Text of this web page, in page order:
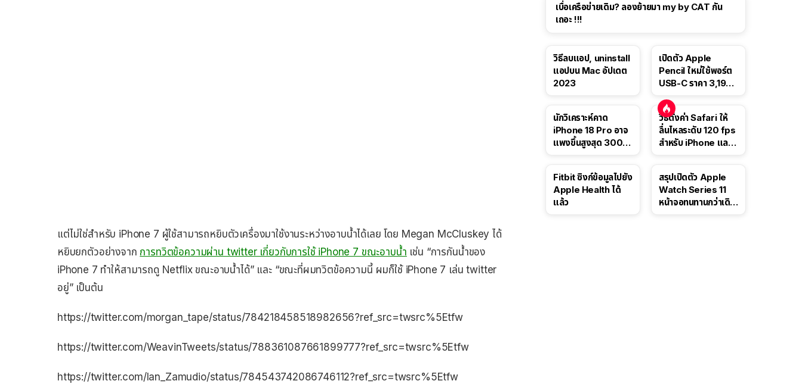
แต่ไม่ใช่สำหรับ iPhone 7 ผู้ใช้สามารถหยิบตัวเครื่องมาใช้งานระหว่างอาบน้ำได้เลย โดย Megan McCluskey ได้
หยิบยกตัวอย่างจาก การทวิตข้อความผ่าน twitter เกี่ยวกับการใช้ iPhone 7 ขณะอาบน้ำ เช่น “การกันน้ำของ
iPhone 7 ทำให้สามารถดู Netflix ขณะอาบน้ำได้” และ “ขณะที่ผมทวิตข้อความนี้ ผมก็ใช้ iPhone 7 เล่น twitter
อยู่” เป็นต้น
https://twitter.com/morgan_tape/status/784218458518982656?ref_src=twsrc%5Etfw
https://twitter.com/WeavinTweets/status/788361087661899777?ref_src=twsrc%5Etfw
https://twitter.com/Ian_Zamudio/status/784543742086746112?ref_src=twsrc%5Etfw
เบื่อเครือข่ายเดิม? ลองย้ายมา my by CAT กัน
เถอะ !!!
วิธีลบแอป, uninstall
แอปบน Mac อัปเดต
2023
เปิดตัว Apple
Pencil ใหม่ใช้พอร์ต
USB-C ราคา 3,190
นี้
นักวิเคราะห์คาด
iPhone 18 Pro อาจ
แพงขึ้นสูงสุด 300
วิธีตั้งค่า Safari ให้
ลื่นไหลระดับ 120 fps
สำหรับ iPhone และ
Fitbit ซิงก์ข้อมูลไปยัง
Apple Health ได้
แล้ว
สรุปเปิดตัว Apple
Watch Series 11
หน้าจอทนทานกว่าเดิม